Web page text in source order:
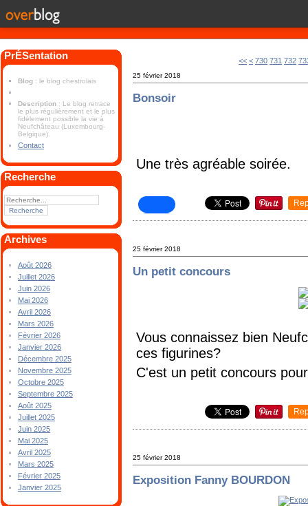
PrÉSentation
Blog : le blog chestrolais
Description : Le blog retrace
le plus régulièrement et le plus
fidèlement possible la vie à
Neufchâteau (Luxembourg-
Belgique).
Contact
Recherche
Archives
Août 2026
Juillet 2026
Juin 2026
Mai 2026
Avril 2026
Mars 2026
Février 2026
Janvier 2026
Décembre 2025
Novembre 2025
Octobre 2025
Septembre 2025
Août 2025
Juillet 2025
Juin 2025
Mai 2025
Avril 2025
Mars 2025
Février 2025
Janvier 2025
<< < 700
710
720
730 731 732
25 février 2018
Bonsoir
Une très agréable soirée.
25 février 2018
Un petit concours
Vous connaissez bien
ces figurines?
C'est un petit concours
25 février 2018
Exposition Fanny BOURDON